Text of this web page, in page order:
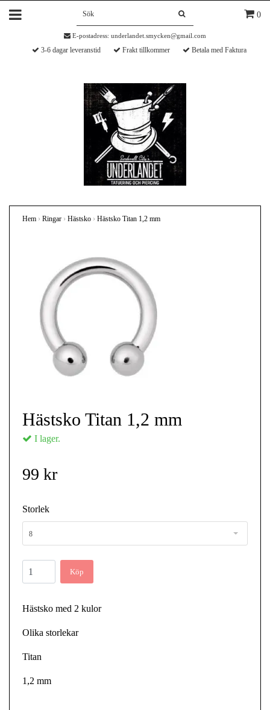
0
E-postadress: underlandet.smycken@gmail.com
3-6 dagar leveranstid Frakt tillkommer Betala med Faktura
Hem › Ringar › Hästsko › Hästsko Titan 1,2 mm
Hästsko Titan 1,2 mm
I lager.
99 kr
Storlek
8
Köp
Hästsko med 2 kulor
Olika storlekar
Titan
1,2 mm